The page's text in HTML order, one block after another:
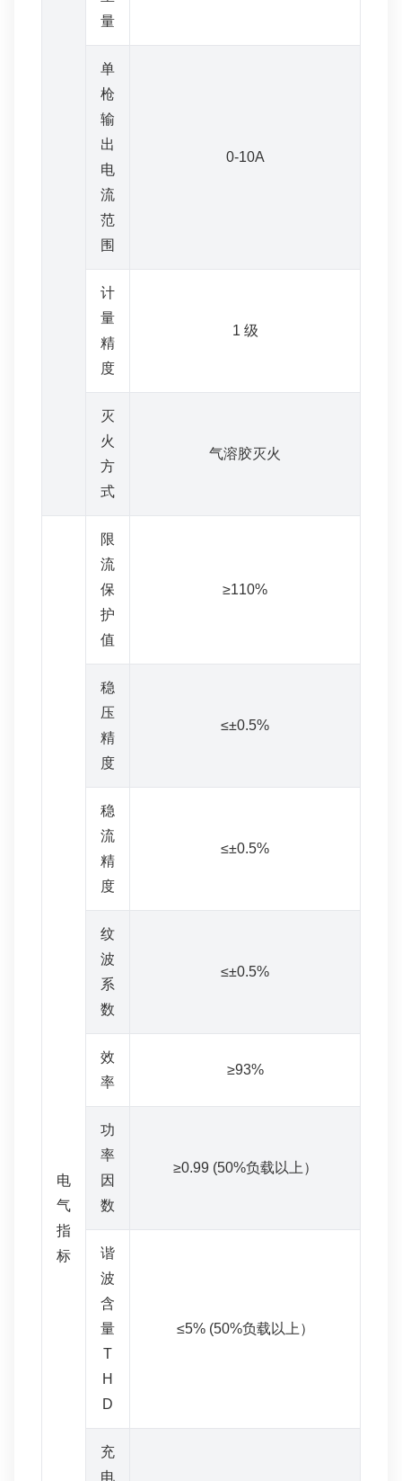
量
单
枪
输
出
电
流
范
围
0-10A
计
量
精
度
1 级
灭
火
方
式
气溶胶灭火
电
气
指
标
限
流
保
护
值
≥110%
稳
压
精
度
≤±0.5%
稳
流
精
度
≤±0.5%
纹
波
系
数
≤±0.5%
效
率
≥93%
功
率
因
数
≥0.99 (50%负载以上）
谐
波
含
量
T
H
D
≤5% (50%负载以上）
充
电